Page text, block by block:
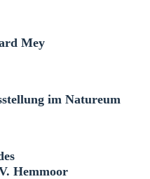
Mey
im Natureum
Hemmoor